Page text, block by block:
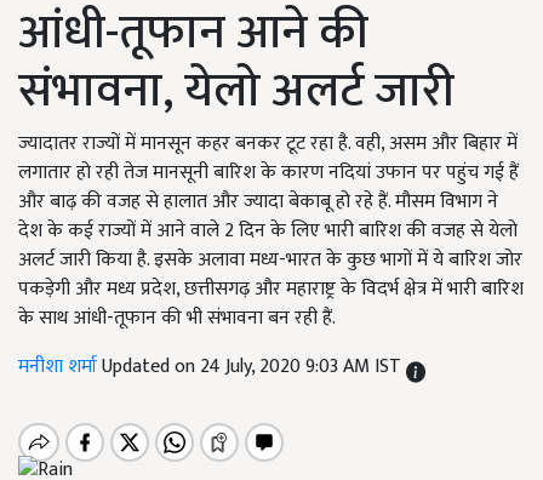
आंधी-तूफान आने की
संभावना, येलो अलर्ट जारी
ज्यादातर राज्यों में मानसून कहर बनकर टूट रहा है. वही, असम और बिहार में
लगातार हो रही तेज मानसूनी बारिश के कारण नदियां उफान पर पहुंच गई हैं
और बाढ़ की वजह से हालात और ज्यादा बेकाबू हो रहे हैं. मौसम विभाग ने
देश के कई राज्यों में आने वाले 2 दिन के लिए भारी बारिश की वजह से येलो
अलर्ट जारी किया है. इसके अलावा मध्य-भारत के कुछ भागों में ये बारिश जोर
पकड़ेगी और मध्य प्रदेश, छत्तीसगढ़ और महाराष्ट्र के विदर्भ क्षेत्र में भारी बारिश
के साथ आंधी-तूफान की भी संभावना बन रही हैं.
मनीशा शर्माUpdated on 24 July, 2020 9:03 AM IST